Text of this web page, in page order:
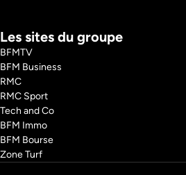
Les sites du groupe
BFMTV
BFM Business
RMC
RMC Sport
Tech and Co
BFM Immo
BFM Bourse
Zone Turf